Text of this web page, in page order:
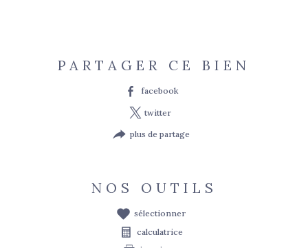
PARTAGER CE BIEN
facebook
twitter
plus de partage
NOS OUTILS
sélectionner
calculatrice